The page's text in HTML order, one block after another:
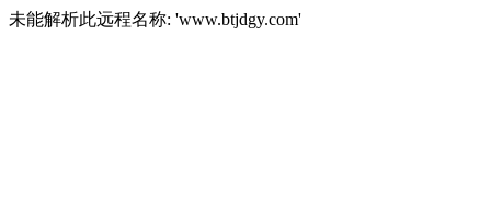
未能解析此远程名称: 'www.btjdgy.com'